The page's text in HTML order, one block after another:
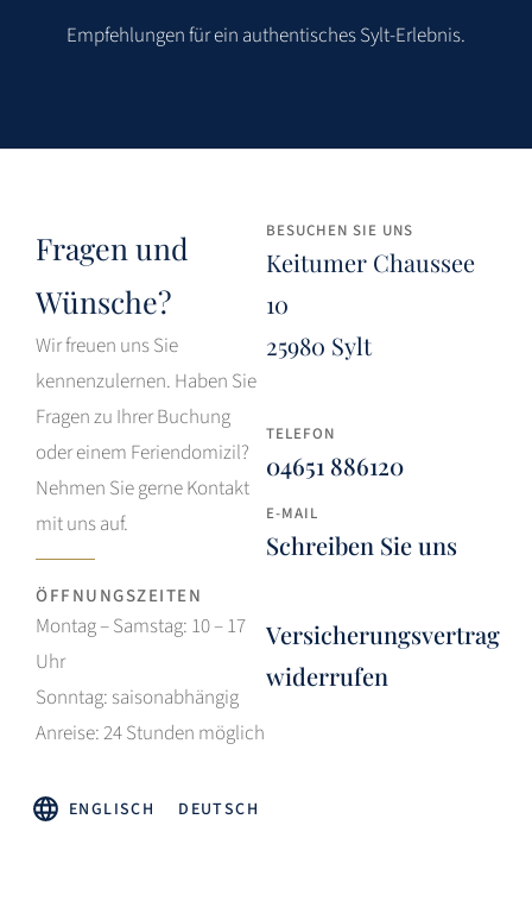
Empfehlungen für ein authentisches Sylt-Erlebnis.
Fragen und
Wünsche?
Wir freuen uns Sie
kennenzulernen. Haben Sie
Fragen zu Ihrer Buchung
oder einem Feriendomizil?
Nehmen Sie gerne Kontakt
mit uns auf.
ÖFFNUNGSZEITEN
Montag – Samstag: 10 – 17
Uhr
Sonntag: saisonabhängig
Anreise: 24 Stunden möglich
BESUCHEN SIE UNS
Keitumer Chaussee
10
25980 Sylt
TELEFON
04651 886120
E-MAIL
Schreiben Sie uns
Versicherungsvertrag
widerrufen
ENGLISCH DEUTSCH